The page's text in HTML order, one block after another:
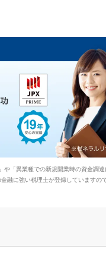
「異業種での新規開業時の資金調
融に強い税理士が登録していますので